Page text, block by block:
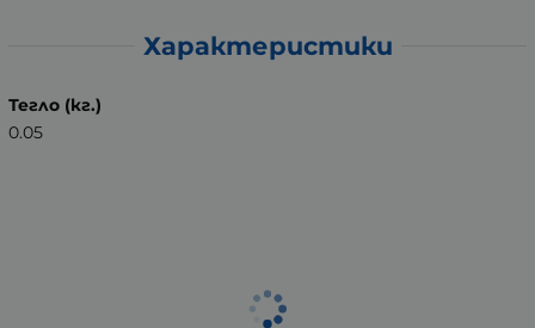
Характеристики
Тегло (кг.)
0.05